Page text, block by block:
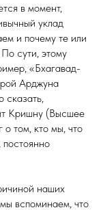
в момент,
уклад
и почему те или
сути, этому
«Бхагавад-
Арджуна
Кришну (Высшее
о том, кто мы, что
наших
вспоминаем, что